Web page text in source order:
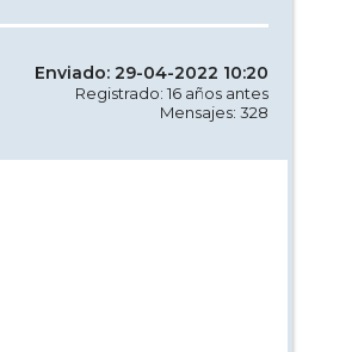
Enviado: 29-04-2022 10:20
Registrado: 16 años antes
Mensajes: 328